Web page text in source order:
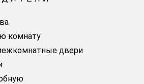
комнату
двери